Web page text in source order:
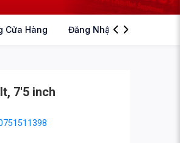
Cửa Hàng Đăng Nhập
7'5 inch